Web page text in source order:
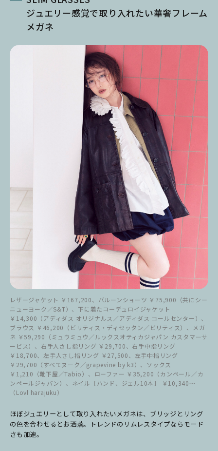
ジュエリー感覚で取り入れたい華奢フレーム
メガネ
レザージャケット ￥167,200、バルーンショーツ ￥75,900（共にシー
ニューヨーク／S&T）、下に着たコーデュロイジャケット
￥14,300（アディダス オリジナルス／アディダス コールセンター）、
ブラウス ￥46,200（ビリティス・ディセッタン／ビリティス）、メガ
ネ ￥59,290（ミュウミュウ／ルックスオティカジャパン カスタマーサ
ービス）、右手人さし指リング ￥29,700、右手中指リング
￥18,700、左手人さし指リング ￥27,500、左手中指リング
￥29,700（すべてヌーク／grapevine by k3）、ソックス
￥1,210（靴下屋／Tabio）、ローファー ￥35,200（カンペール／カ
ンペールジャパン）、ネイル［ハンド、ジェル10本］ ￥10,340～
（Lovl harajuku）
ほぼジュエリーとして取り入れたいメガネは、ブリッジとリング
の色を合わせるとお洒落。トレンドのリムレスタイプならモード
さも加速。